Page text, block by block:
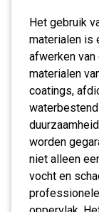
Het gebruik
materialen is
afwerken
materialen
coatings,
worden
niet alleen
vocht en